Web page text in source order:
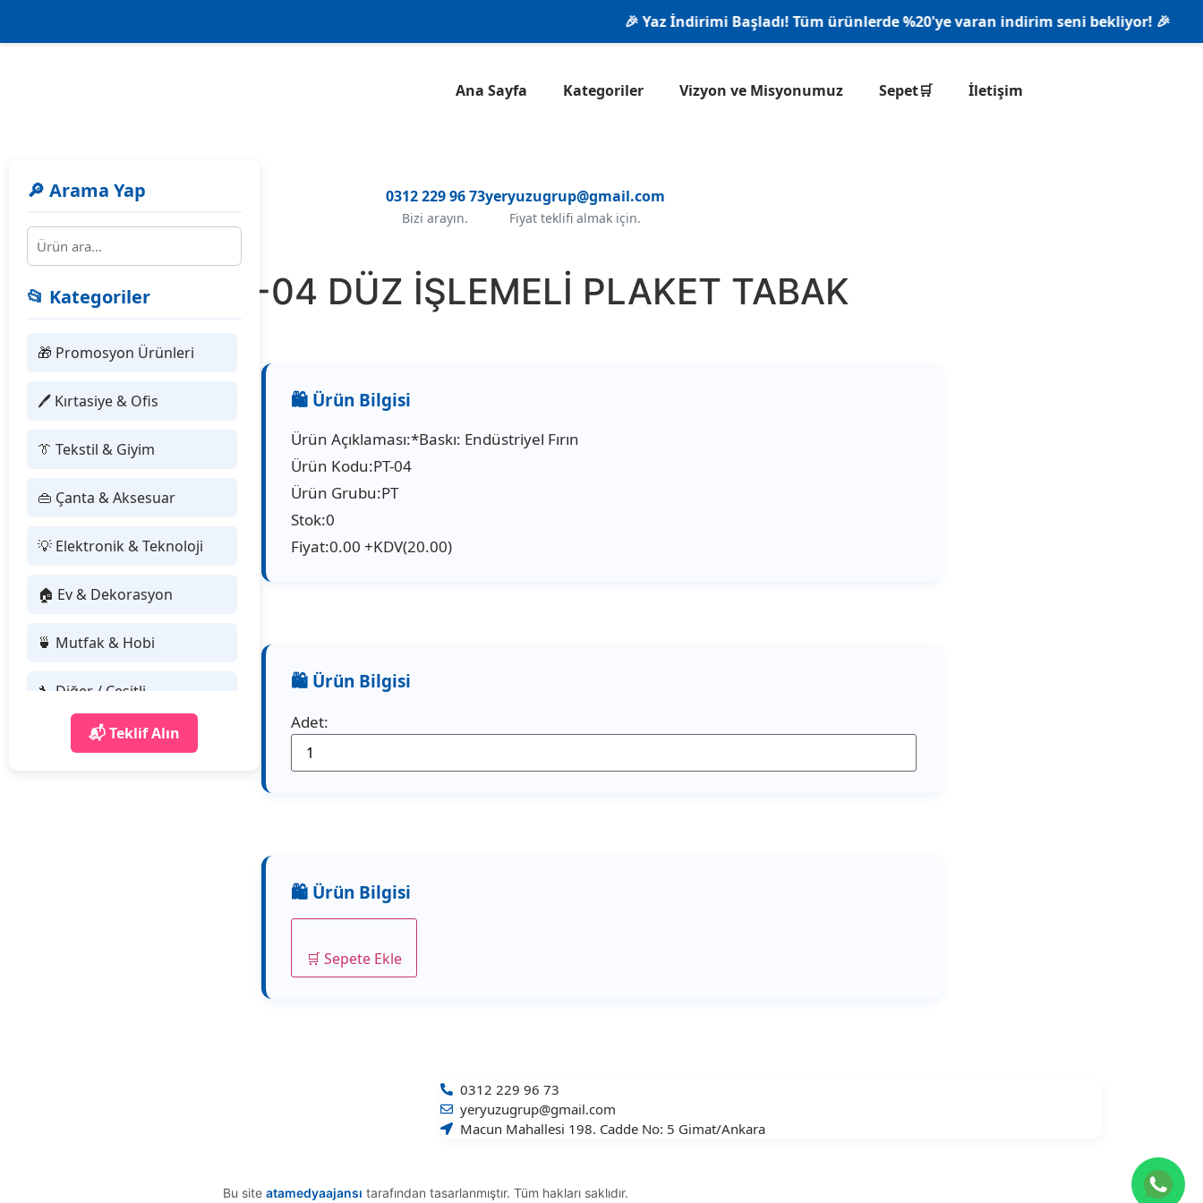
🎉 Yaz İndirimi Başladı! Tüm ürünlerde %20'ye varan indirim seni bekliyor! 🎉
Ana Sayfa Kategoriler Vizyon ve Misyonumuz Sepet🛒 İletişim
0312 229 96 73
Bizi arayın.
yeryuzugrup@gmail.com
Fiyat teklifi almak için.
🔎 Arama Yap
📂 Kategoriler
🎁 Promosyon Ürünleri
🖊 Kırtasiye & Ofis
👔 Tekstil & Giyim
👜 Çanta & Aksesuar
💡 Elektronik & Teknoloji
🏠 Ev & Dekorasyon
🍵 Mutfak & Hobi
🔧 Diğer / Çeşitli
📬 Teklif Alın
PT-04 PT-04 DÜZ İŞLEMELİ PLAKET TABAK
Ürün Açıklaması:*Baskı: Endüstriyel Fırın
Ürün Kodu:PT-04
Ürün Grubu:PT
Stok:0
Fiyat:0.00 +KDV(20.00)
Adet:
🛒 Sepete Ekle
0312 229 96 73
yeryuzugrup@gmail.com
Macun Mahallesi 198. Cadde No: 5 Gimat/Ankara
Bu siteatamedyaajansı tarafından tasarlanmıştır. Tüm hakları saklıdır.